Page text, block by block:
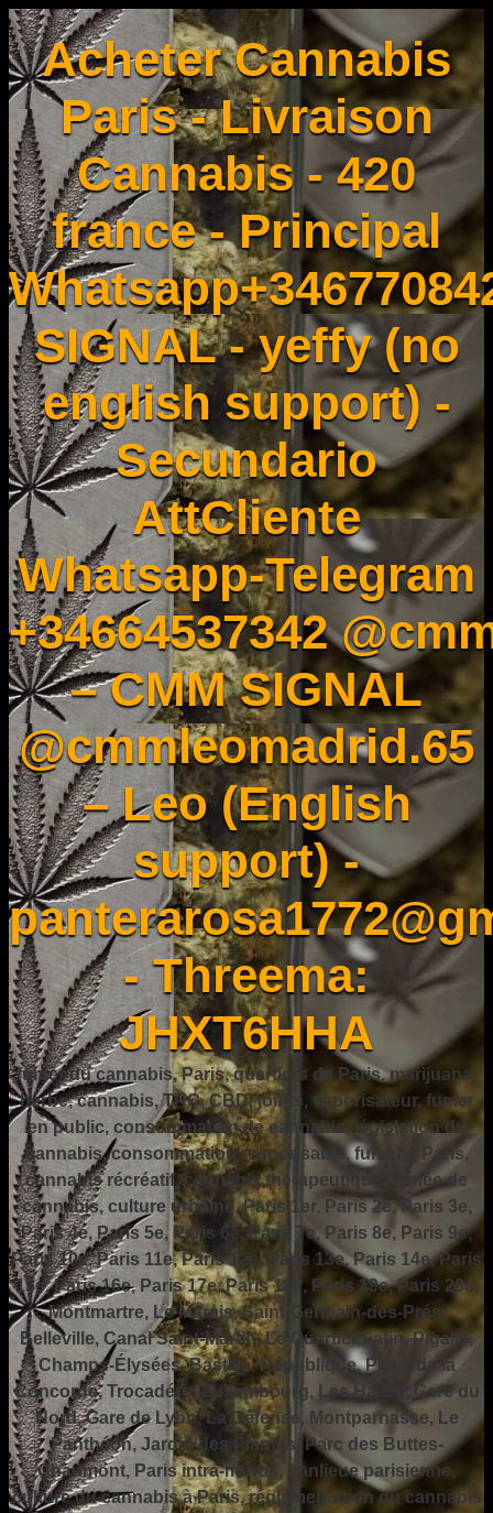
Acheter Cannabis
Paris - Livraison
Cannabis - 420
france - Principal
SIGNAL - yeffy (no
english support) -
Secundario
AttCliente
Whatsapp-Telegram
+34664537342
– CMM SIGNAL
@cmmleomadrid.65
– Leo (English
support) -
- Threema:
JHXT6HHA
fumer du cannabis, Paris, quartiers de Paris, marijuana,
herbe, cannabis, THC, CBD, joints, vaporisateur, fumer
en public, consommation de cannabis, législation du
cannabis, consommation responsable, fumer à Paris,
cannabis récréatif, cannabis thérapeutique, fumée de
cannabis, culture urbaine, Paris 1er, Paris 2e, Paris 3e,
Paris 4e, Paris 5e, Paris 6e, Paris 7e, Paris 8e, Paris 9e,
Paris 10e, Paris 11e, Paris 12e, Paris 13e, Paris 14e, Paris
15e, Paris 16e, Paris 17e, Paris 18e, Paris 19e, Paris 20e,
Montmartre, Le Marais, Saint-Germain-des-Prés,
Belleville, Canal Saint-Martin, Le Quartier Latin, Pigalle,
Champs-Élysées, Bastille, République, Place de la
Concorde, Trocadéro, Luxembourg, Les Halles, Gare du
Nord, Gare de Lyon, La Défense, Montparnasse, Le
Panthéon, Jardin des Plantes, Parc des Buttes-
Chaumont, Paris intra-muros, banlieue parisienne,
culture du cannabis à Paris, réglementation du cannabis